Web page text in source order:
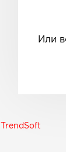
Или
TrendSoft